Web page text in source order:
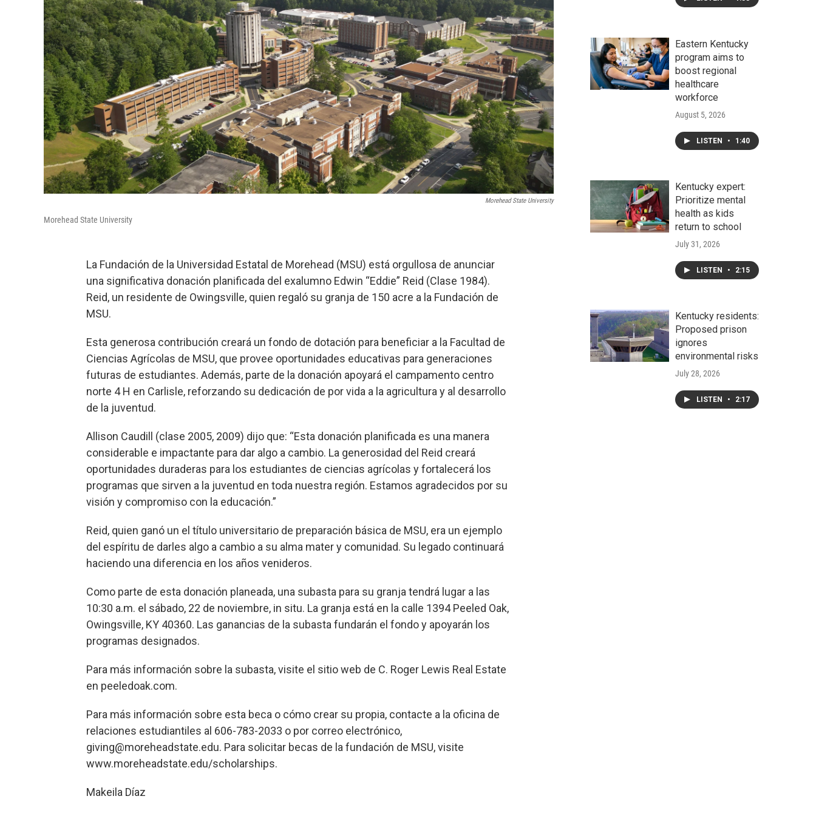
Morehead State University
Morehead State University
La Fundación de la Universidad Estatal de Morehead (MSU) está orgullosa de anunciar
una significativa donación planificada del exalumno Edwin “Eddie” Reid (Clase 1984).
Reid, un residente de Owingsville, quien regaló su granja de 150 acre a la Fundación de
MSU.
Esta generosa contribución creará un fondo de dotación para beneficiar a la Facultad de
Ciencias Agrícolas de MSU, que provee oportunidades educativas para generaciones
futuras de estudiantes. Además, parte de la donación apoyará el campamento centro
norte 4 H en Carlisle, reforzando su dedicación de por vida a la agricultura y al desarrollo
de la juventud.
Allison Caudill (clase 2005, 2009) dijo que: “Esta donación planificada es una manera
considerable e impactante para dar algo a cambio. La generosidad del Reid creará
oportunidades duraderas para los estudiantes de ciencias agrícolas y fortalecerá los
programas que sirven a la juventud en toda nuestra región. Estamos agradecidos por su
visión y compromiso con la educación.”
Reid, quien ganó un el título universitario de preparación básica de MSU, era un ejemplo
del espíritu de darles algo a cambio a su alma mater y comunidad. Su legado continuará
haciendo una diferencia en los años venideros.
Como parte de esta donación planeada, una subasta para su granja tendrá lugar a las
10:30 a.m. el sábado, 22 de noviembre, in situ. La granja está en la calle 1394 Peeled Oak,
Owingsville, KY 40360. Las ganancias de la subasta fundarán el fondo y apoyarán los
programas designados.
Para más información sobre la subasta, visite el sitio web de C. Roger Lewis Real Estate
en peeledoak.com.
Para más información sobre esta beca o cómo crear su propia, contacte a la oficina de
relaciones estudiantiles al 606-783-2033 o por correo electrónico,
giving@moreheadstate.edu. Para solicitar becas de la fundación de MSU, visite
www.moreheadstate.edu/scholarships.
Makeila Díaz
Eastern Kentucky
program aims to
boost regional
healthcare
workforce
August 5, 2026
LISTEN • 1:40
Kentucky expert:
Prioritize mental
health as kids
return to school
July 31, 2026
LISTEN • 2:15
Kentucky residents:
Proposed prison
ignores
environmental risks
July 28, 2026
LISTEN • 2:17